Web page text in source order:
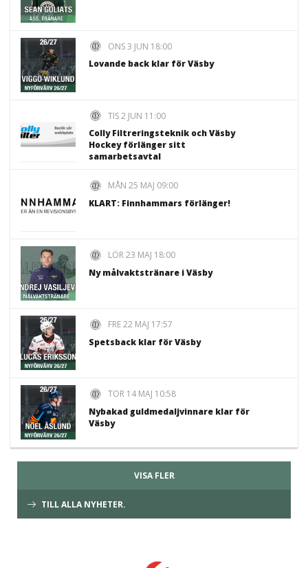
ONS 3 JUN 18:00
Lovande back klar för Väsby
TIS 2 JUN 11:00
Colly Filtreringsteknik och Väsby
Hockey förlänger sitt
samarbetsavtal
MÅN 25 MAJ 09:00
KLART: Finnhammars förlänger!
LÖR 23 MAJ 18:00
Ny målvaktstränare i Väsby
FRE 22 MAJ 17:57
Spetsback klar för Väsby
TOR 14 MAJ 10:58
Nybakad guldmedaljvinnare klar för
Väsby
VISA FLER
TILL ALLA NYHETER.